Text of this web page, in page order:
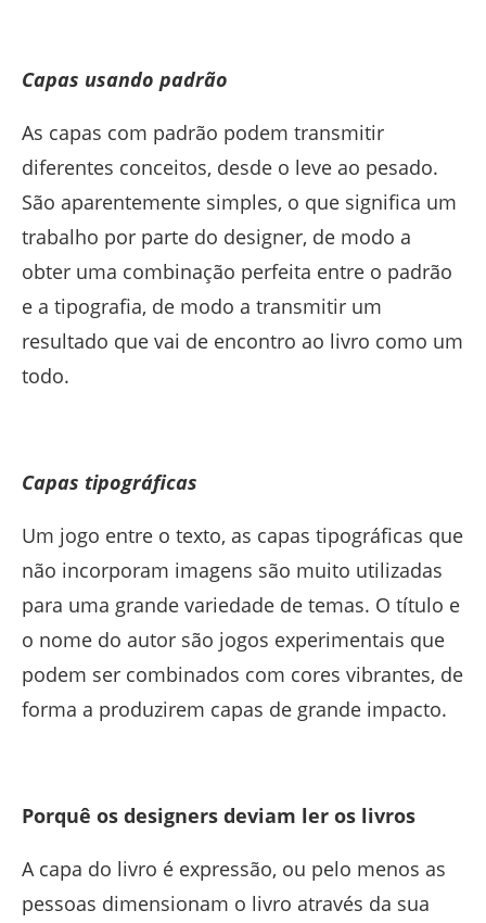
Capas usando padrão
As capas com padrão podem transmitir
diferentes conceitos, desde o leve ao pesado.
São aparentemente simples, o que significa um
trabalho por parte do designer, de modo a
obter uma combinação perfeita entre o padrão
e a tipografia, de modo a transmitir um
resultado que vai de encontro ao livro como um
todo.
Capas tipográficas
Um jogo entre o texto, as capas tipográficas que
não incorporam imagens são muito utilizadas
para uma grande variedade de temas. O título e
o nome do autor são jogos experimentais que
podem ser combinados com cores vibrantes, de
forma a produzirem capas de grande impacto.
Porquê os designers deviam ler os livros
A capa do livro é expressão, ou pelo menos as
pessoas dimensionam o livro através da sua